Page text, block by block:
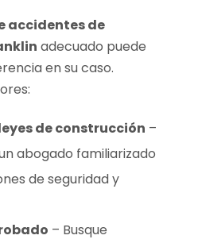
accidentes de
adecuado puede
en su caso.
de construcción –
abogado familiarizado
de seguridad y
– Busque